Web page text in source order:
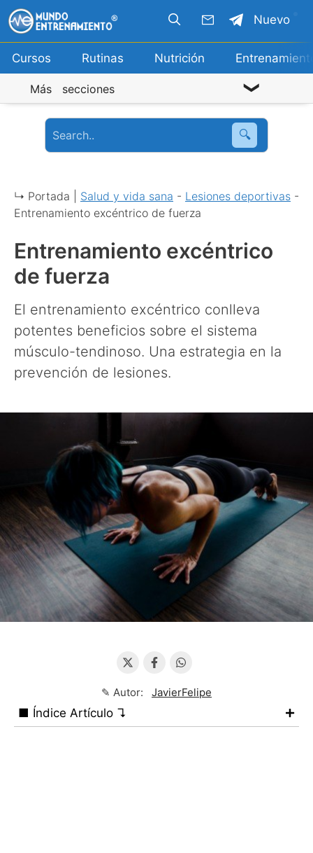
Saltar
al
contenido
Cursos Rutinas Nutrición
Nuevo
Más secciones
🔍
↳ Portada | Salud y vida sana - Lesiones deportivas -
Entrenamiento excéntrico de fuerza
Entrenamiento excéntrico
de fuerza
El entrenamiento excéntrico conlleva
potentes beneficios sobre el sistema
músculo-tendinoso. Una estrategia en la
prevención de lesiones.
✎ Autor: JavierFelipe
■ Índice Artículo ↴